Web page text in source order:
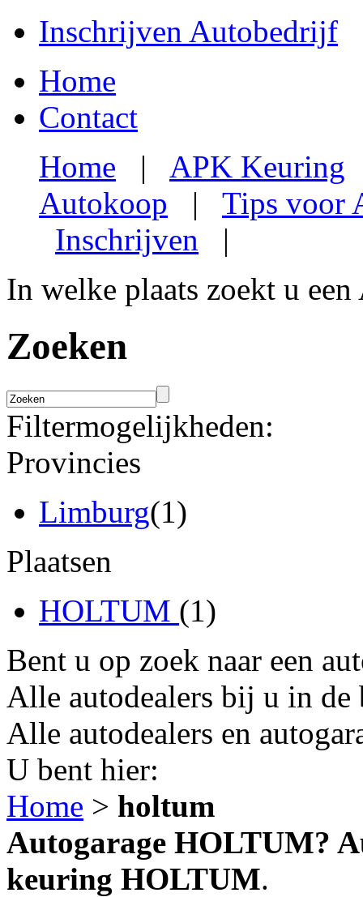
Inschrijven Autobedrijf
Home
Contact
Home | APK Keuring
Autokoop | Tips voor
Inschrijven |
In welke plaats zoekt u
Zoeken
Filtermogelijkheden:
Provincies
Limburg(1)
Plaatsen
HOLTUM (1)
Bent u op zoek naar een
Alle autodealers bij u in
Alle autodealers en
U bent hier:
Home > holtum
Autogarage HOLTUM?
keuring HOLTUM.